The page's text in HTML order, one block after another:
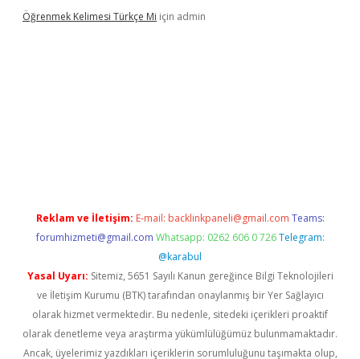
Öğrenmek Kelimesi Türkçe Mi için admin
Reklam ve İletişim: E-mail: backlinkpaneli@gmail.com Teams:
forumhizmeti@gmail.com Whatsapp: 0262 606 0 726 Telegram:
@karabul
Yasal Uyarı: Sitemiz, 5651 Sayılı Kanun gereğince Bilgi Teknolojileri
ve İletişim Kurumu (BTK) tarafından onaylanmış bir Yer Sağlayıcı
olarak hizmet vermektedir. Bu nedenle, sitedeki içerikleri proaktif
olarak denetleme veya araştırma yükümlülüğümüz bulunmamaktadır.
Ancak, üyelerimiz yazdıkları içeriklerin sorumluluğunu taşımakta olup,